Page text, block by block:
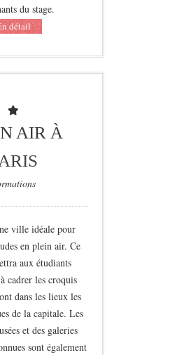
du stage.
détail
AIR À
ville idéale pour
en plein air. Ce
aux étudiants
cadrer les croquis
dans les lieux les
de la capitale. Les
et des galeries
sont également